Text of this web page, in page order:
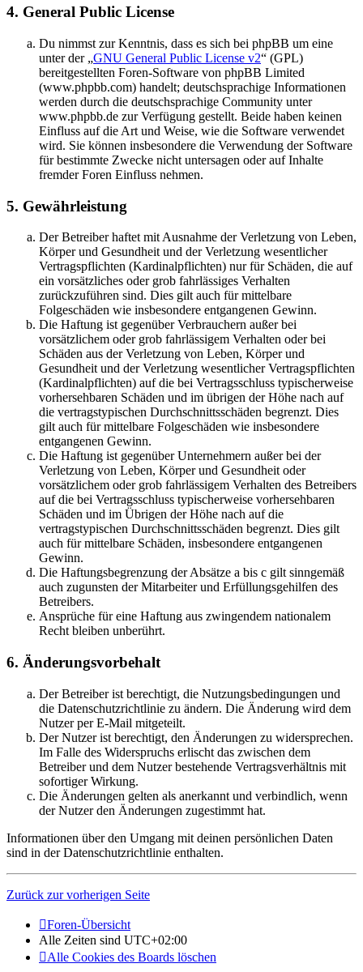
4. General Public License
Du nimmst zur Kenntnis, dass es sich bei phpBB um eine
unter der „GNU General Public License v2“ (GPL)
bereitgestellten Foren-Software von phpBB Limited
(www.phpbb.com) handelt; deutschsprachige Informationen
werden durch die deutschsprachige Community unter
www.phpbb.de zur Verfügung gestellt. Beide haben keinen
Einfluss auf die Art und Weise, wie die Software verwendet
wird. Sie können insbesondere die Verwendung der Software
für bestimmte Zwecke nicht untersagen oder auf Inhalte
fremder Foren Einfluss nehmen.
5. Gewährleistung
Der Betreiber haftet mit Ausnahme der Verletzung von Leben,
Körper und Gesundheit und der Verletzung wesentlicher
Vertragspflichten (Kardinalpflichten) nur für Schäden, die auf
ein vorsätzliches oder grob fahrlässiges Verhalten
zurückzuführen sind. Dies gilt auch für mittelbare
Folgeschäden wie insbesondere entgangenen Gewinn.
Die Haftung ist gegenüber Verbrauchern außer bei
vorsätzlichem oder grob fahrlässigem Verhalten oder bei
Schäden aus der Verletzung von Leben, Körper und
Gesundheit und der Verletzung wesentlicher Vertragspflichten
(Kardinalpflichten) auf die bei Vertragsschluss typischerweise
vorhersehbaren Schäden und im übrigen der Höhe nach auf
die vertragstypischen Durchschnittsschäden begrenzt. Dies
gilt auch für mittelbare Folgeschäden wie insbesondere
entgangenen Gewinn.
Die Haftung ist gegenüber Unternehmern außer bei der
Verletzung von Leben, Körper und Gesundheit oder
vorsätzlichem oder grob fahrlässigem Verhalten des Betreibers
auf die bei Vertragsschluss typischerweise vorhersehbaren
Schäden und im Übrigen der Höhe nach auf die
vertragstypischen Durchschnittsschäden begrenzt. Dies gilt
auch für mittelbare Schäden, insbesondere entgangenen
Gewinn.
Die Haftungsbegrenzung der Absätze a bis c gilt sinngemäß
auch zugunsten der Mitarbeiter und Erfüllungsgehilfen des
Betreibers.
Ansprüche für eine Haftung aus zwingendem nationalem
Recht bleiben unberührt.
6. Änderungsvorbehalt
Der Betreiber ist berechtigt, die Nutzungsbedingungen und
die Datenschutzrichtlinie zu ändern. Die Änderung wird dem
Nutzer per E-Mail mitgeteilt.
Der Nutzer ist berechtigt, den Änderungen zu widersprechen.
Im Falle des Widerspruchs erlischt das zwischen dem
Betreiber und dem Nutzer bestehende Vertragsverhältnis mit
sofortiger Wirkung.
Die Änderungen gelten als anerkannt und verbindlich, wenn
der Nutzer den Änderungen zugestimmt hat.
Informationen über den Umgang mit deinen persönlichen Daten
sind in der Datenschutzrichtlinie enthalten.
Zurück zur vorherigen Seite
Foren-Übersicht
Alle Zeiten sind UTC+02:00
Alle Cookies des Boards löschen